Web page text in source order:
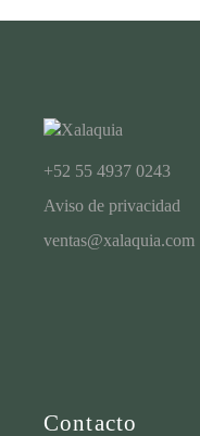
+52 55 4937 0243
Aviso de privacidad
ventas@xalaquia.com
Contacto